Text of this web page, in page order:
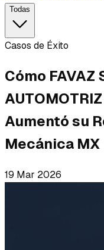
Todas
Casos de Éxito
Cómo FAVAZ
Aumentó su
Mecánica MX
19 Mar 2026